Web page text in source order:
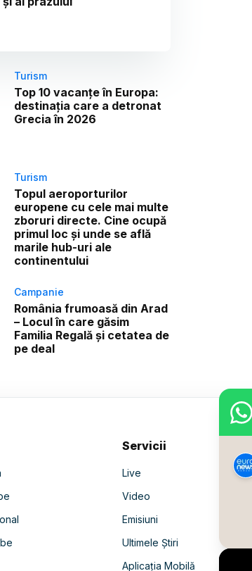
Turism
Top 10 vacanțe în Europa:
destinația care a detronat
Grecia în 2026
Turism
Topul aeroporturilor
europene cu cele mai multe
zboruri directe. Cine ocupă
primul loc și unde se află
marile hub-uri ale
continentului
Campanie
România frumoasă din Arad
– Locul în care găsim
Familia Regală și cetatea de
pe deal
Servicii
Live
Video
Emisiuni
Ultimele Știri
Aplicația Mobilă